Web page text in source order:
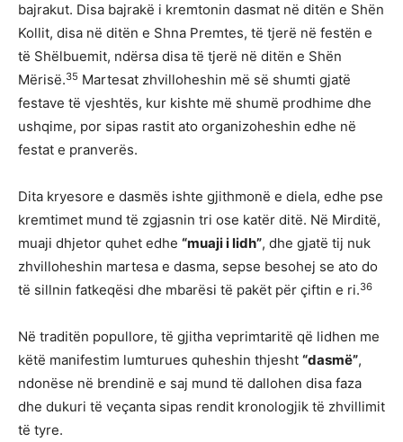
bajrakut. Disa bajrakë i kremtonin dasmat në ditën e Shën
Kollit, disa në ditën e Shna Premtes, të tjerë në festën e
të Shëlbuemit, ndërsa disa të tjerë në ditën e Shën
Mërisë.35 Martesat zhvilloheshin më së shumti gjatë
festave të vjeshtës, kur kishte më shumë prodhime dhe
ushqime, por sipas rastit ato organizoheshin edhe në
festat e pranverës.
Dita kryesore e dasmës ishte gjithmonë e diela, edhe pse
kremtimet mund të zgjasnin tri ose katër ditë. Në Mirditë,
muaji dhjetor quhet edhe “muaji i lidh”, dhe gjatë tij nuk
zhvilloheshin martesa e dasma, sepse besohej se ato do
të sillnin fatkeqësi dhe mbarësi të pakët për çiftin e ri.36
Në traditën popullore, të gjitha veprimtaritë që lidhen me
këtë manifestim lumturues quheshin thjesht “dasmë”,
ndonëse në brendinë e saj mund të dallohen disa faza
dhe dukuri të veçanta sipas rendit kronologjik të zhvillimit
të tyre.